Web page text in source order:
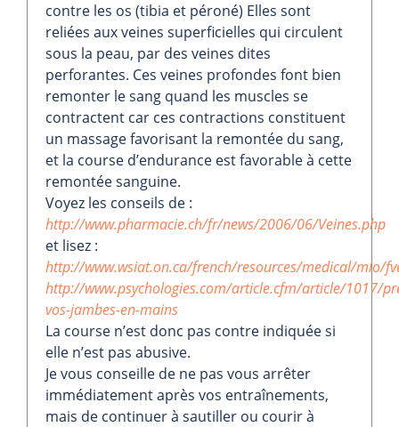
contre les os (tibia et péroné) Elles sont
reliées aux veines superficielles qui circulent
sous la peau, par des veines dites
perforantes. Ces veines profondes font bien
remonter le sang quand les muscles se
contractent car ces contractions constituent
un massage favorisant la remontée du sang,
et la course d’endurance est favorable à cette
remontée sanguine.
Voyez les conseils de :
http://www.pharmacie.ch/fr/news/2006/06/Veines.php
et lisez :
http://www.wsiat.on.ca/french/resources/medical/mlo/
http://www.psychologies.com/article.cfm/article/1017/
vos-jambes-en-mains
La course n’est donc pas contre indiquée si
elle n’est pas abusive.
Je vous conseille de ne pas vous arrêter
immédiatement après vos entraînements,
mais de continuer à sautiller ou courir à